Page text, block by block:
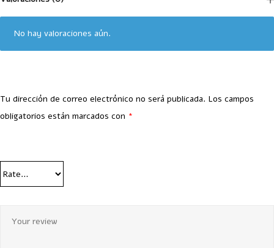
No hay valoraciones aún.
Tu dirección de correo electrónico no será publicada. Los campos
obligatorios están marcados con *